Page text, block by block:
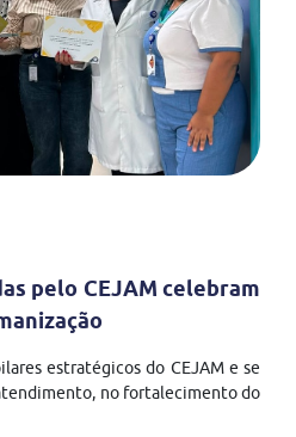
pelo CEJAM celebram
estratégicos do CEJAM e se
no fortalecimento do